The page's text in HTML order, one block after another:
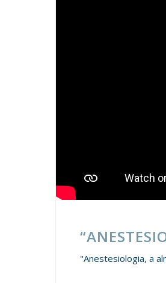
"Anestesiologia, a